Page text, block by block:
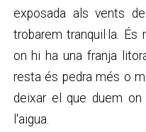
exposada als vents
trobarem tranquil·la.
on hi ha una franja
resta és pedra més o
deixar el que duem
l'aigua.